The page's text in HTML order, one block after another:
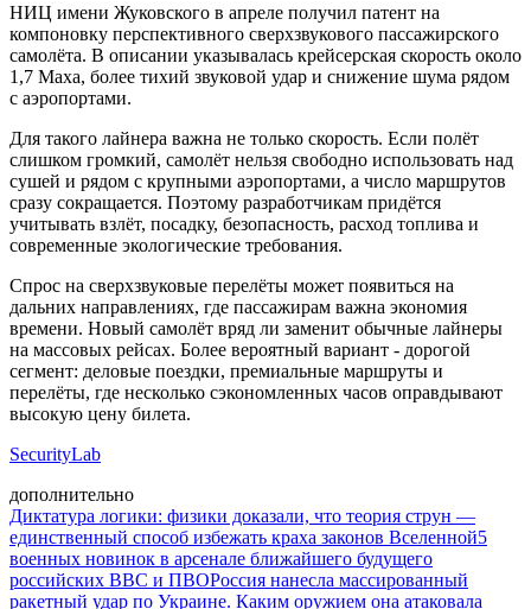
НИЦ имени Жуковского в апреле получил патент на
компоновку перспективного сверхзвукового пассажирского
самолёта. В описании указывалась крейсерская скорость около
1,7 Маха, более тихий звуковой удар и снижение шума рядом
с аэропортами.
Для такого лайнера важна не только скорость. Если полёт
слишком громкий, самолёт нельзя свободно использовать над
сушей и рядом с крупными аэропортами, а число маршрутов
сразу сокращается. Поэтому разработчикам придётся
учитывать взлёт, посадку, безопасность, расход топлива и
современные экологические требования.
Спрос на сверхзвуковые перелёты может появиться на
дальних направлениях, где пассажирам важна экономия
времени. Новый самолёт вряд ли заменит обычные лайнеры
на массовых рейсах. Более вероятный вариант - дорогой
сегмент: деловые поездки, премиальные маршруты и
перелёты, где несколько сэкономленных часов оправдывают
высокую цену билета.
SecurityLab
дополнительно
Диктатура логики: физики доказали, что теория струн —
единственный способ избежать краха законов Вселенной5
военных новинок в арсенале ближайшего будущего
российских ВВС и ПВОРоссия нанесла массированный
ракетный удар по Украине. Каким оружием она атаковала